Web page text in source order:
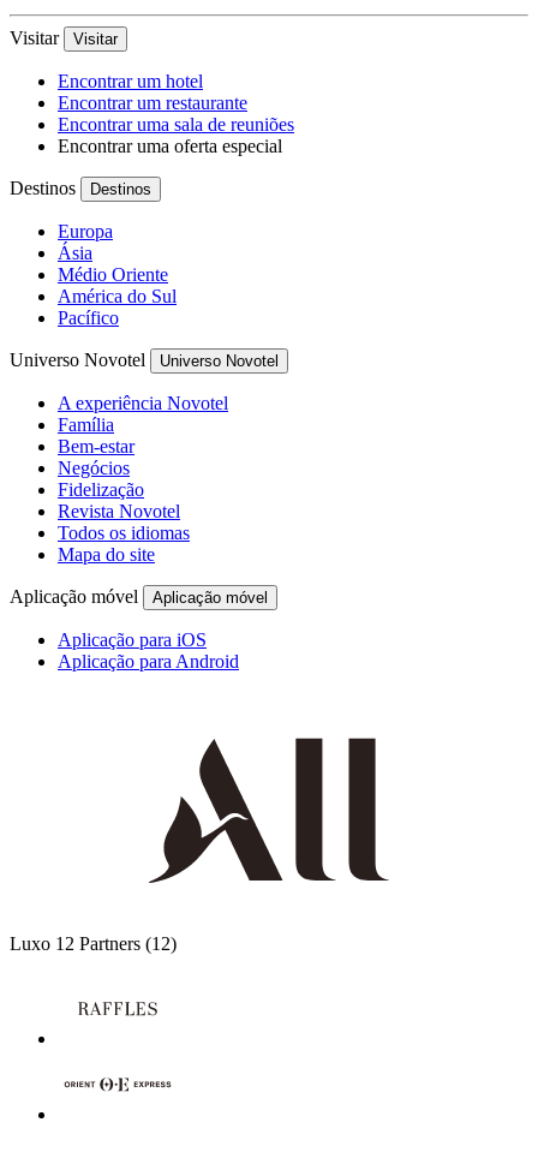
Visitar Visitar
Encontrar um hotel
Encontrar um restaurante
Encontrar uma sala de reuniões
Encontrar uma oferta especial
Destinos Destinos
Europa
Ásia
Médio Oriente
América do Sul
Pacífico
Universo Novotel Universo Novotel
A experiência Novotel
Família
Bem-estar
Negócios
Fidelização
Revista Novotel
Todos os idiomas
Mapa do site
Aplicação móvel Aplicação móvel
Aplicação para iOS
Aplicação para Android
Luxo 12 Partners (12)